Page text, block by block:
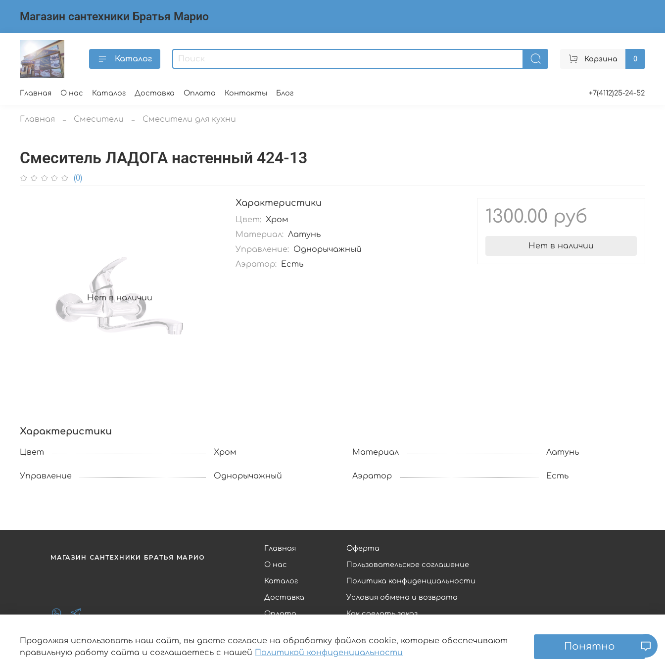
Магазин сантехники Братья Марио
Каталог Корзина 0
Главная О нас Каталог Доставка Оплата Контакты Блог +7(4112)25-24-52
Главная Смесители Смесители для кухни
Смеситель ЛАДОГА настенный 424-13
(0)
Нет в наличии
Характеристики
Цвет: Хром
Материал: Латунь
Управление: Однорычажный
Аэратор:
Есть
1300.00 руб
Нет в наличии
Характеристики
Цвет Хром Материал Латунь
Управление Однорычажный Аэратор Есть
Главная
О нас
Каталог
Доставка
Оплата
Блог
Оферта
Пользовательское соглашение
Политика конфиденциальности
Условия обмена и возврата
Как сделать заказ
МАГАЗИН САНТЕХНИКИ БРАТЬЯ МАРИО
Продолжая использовать наш сайт, вы даете согласие на обработку файлов cookie, которые обеспечивают
правильную работу сайта и соглашаетесь с нашей Политикой конфиденциальности
Понятно